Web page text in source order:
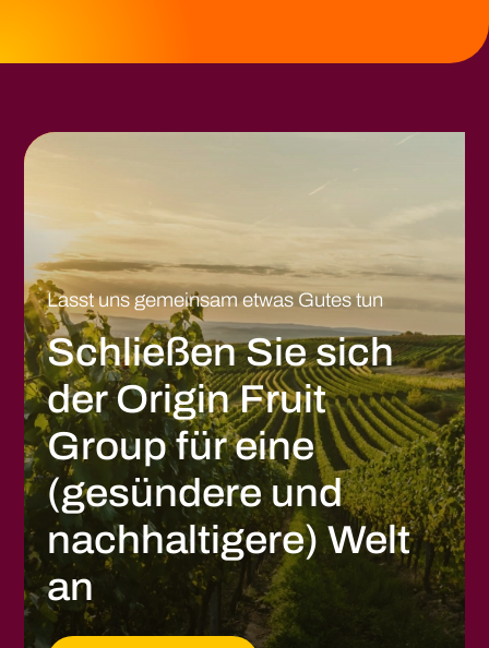
Lasst uns gemeinsam etwas Gutes tun
Schließen Sie sich
der Origin Fruit
Group für eine
(gesündere und
nachhaltigere) Welt
an